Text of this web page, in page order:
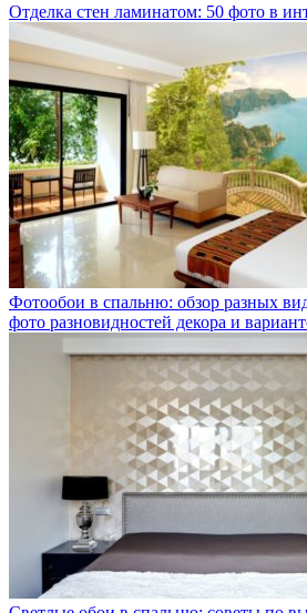
Отделка стен ламинатом: 50 фото в
Фотообои в спальню: обзор разных
фото разновидностей декора и